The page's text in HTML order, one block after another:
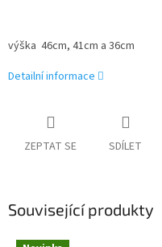
výška 46cm, 41cm a 36cm
Detailní informace
ZEPTAT SE SDÍLET
Související produkty